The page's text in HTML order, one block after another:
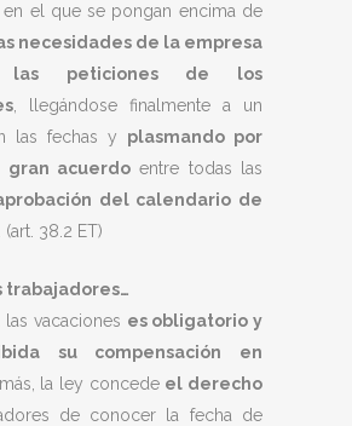
en el que se pongan encima de
necesidades de la empresa
peticiones de los
, llegándose finalmente a un
las fechas y plasmando por
gran acuerdo entre todas las
del calendario de
. (art. 38.2 ET)
trabajadores…
vacaciones es obligatorio y
su compensación en
la ley concede el derecho
de conocer la fecha de